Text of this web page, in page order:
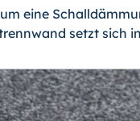
eine
setzt sich